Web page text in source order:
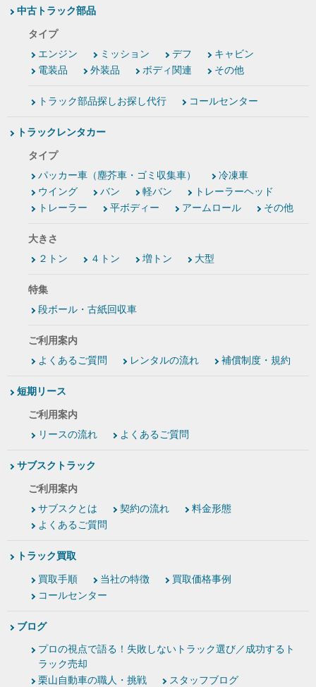
中古トラック部品
タイプ
エンジン
ミッション デフ
キャビン
電装品
外装品 ボディ関連 その他
トラック部品探しお探し代行 コールセンター
トラックレンタカー
タイプ
パッカー車（塵芥車・ゴミ収集車）
冷凍車
ウイング
バン 軽バン
トレーラーヘッド
トレーラー
平ボディー アームロール その他
大きさ
２トン
４トン 増トン 大型
特集
段ボール・古紙回収車
ご利用案内
よくあるご質問
レンタルの流れ 補償制度・規約
短期リース
ご利用案内
リースの流れ
よくあるご質問
サブスクトラック
ご利用案内
サブスクとは
契約の流れ
料金形態
よくあるご質問
トラック買取
買取手順 当社の特徴
買取価格事例
コールセンター
ブログ
プロの視点で語る！失敗しないトラック選び／成功するト
ラック売却
栗山自動車の職人・挑戦
スタッフブログ